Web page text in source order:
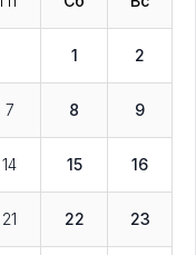
1 2
7 8 9
14 15 16
21 22 23